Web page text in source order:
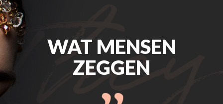
WAT MENSEN
ZEGGEN